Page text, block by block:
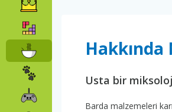
Usta bir
Barda malzemeleri